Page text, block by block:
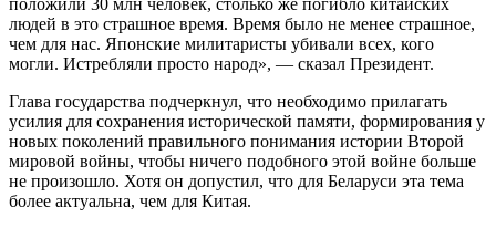
людей в это страшное время. Время было не менее страшное,
чем для нас. Японские милитаристы убивали всех, кого
могли. Истребляли просто народ», — сказал Президент.
Глава государства подчеркнул, что необходимо прилагать
усилия для сохранения исторической памяти, формирования у
новых поколений правильного понимания истории Второй
мировой войны, чтобы ничего подобного этой войне больше
не произошло. Хотя он допустил, что для Беларуси эта тема
более актуальна, чем для Китая.